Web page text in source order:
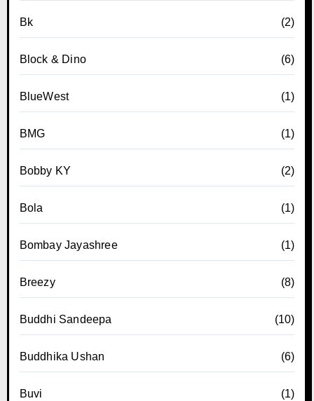
Bk (2)
Block & Dino (6)
BlueWest (1)
BMG (1)
Bobby KY (2)
Bola (1)
Bombay Jayashree (1)
Breezy (8)
Buddhi Sandeepa (10)
Buddhika Ushan (6)
Buvi (1)